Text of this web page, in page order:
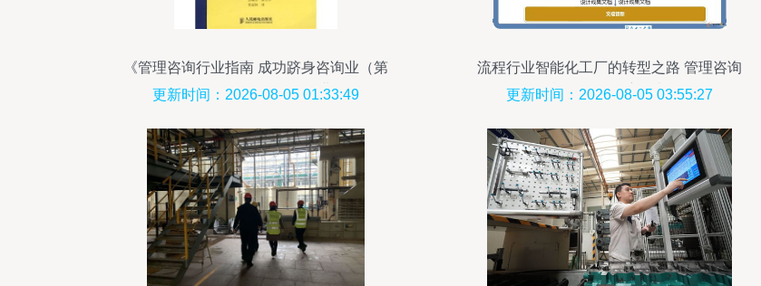
《管理咨询行业指南 成功跻身咨询业（第
2版）》——你值得拥有的职业铺路石
更新时间：2026-08-05 01:33:49
流程行业智能化工厂的转型之路 管理咨询
视角下的深度思考
更新时间：2026-08-05 03:55:27